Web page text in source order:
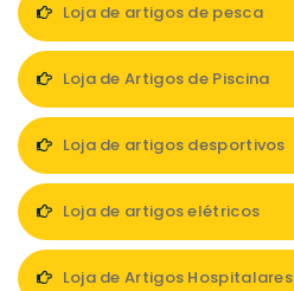
Loja de artigos de pesca
Loja de Artigos de Piscina
Loja de artigos desportivos
Loja de artigos elétricos
Loja de Artigos Hospitalares